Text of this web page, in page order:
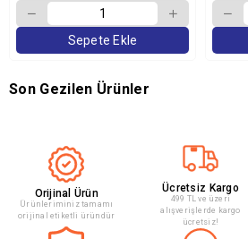
Sepete Ekle
Son Gezilen Ürünler
Orijinal Ürün
Ürünleriminiz tamamı
orijinal etiketli üründür
Ücretsiz Kargo
499 TL ve üzeri
alışverişlerde kargo
ücretsiz!